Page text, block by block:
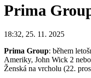
Prima
18:32, 25. 11. 2025
Prima Group: během
Ameriky, John Wick 2
Ženská na vrcholu (22.